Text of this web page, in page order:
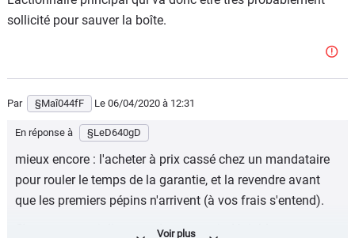
sollicité pour sauver la boîte.
Par §Maî044fF Le 06/04/2020 à 12:31
En réponse à §LeD640gD
mieux encore : l'acheter à prix cassé chez un mandataire
pour rouler le temps de la garantie, et la revendre avant
que les premiers pépins n'arrivent (à vos frais s'entend).
C'est une auto jolie, avec des atouts indéniables, et